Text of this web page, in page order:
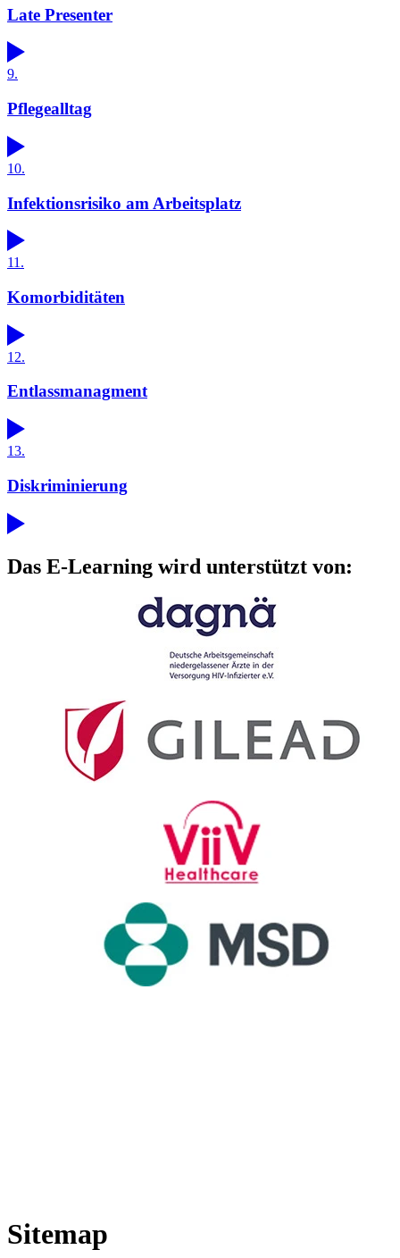
Late Presenter
9.
Pflegealltag
10.
Infektionsrisiko am Arbeitsplatz
11.
Komorbiditäten
12.
Entlassmanagment
13.
Diskriminierung
Das E-Learning wird unterstützt von:
Sitemap